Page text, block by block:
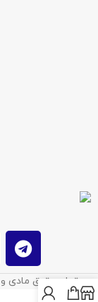
تمام حقوق مادی